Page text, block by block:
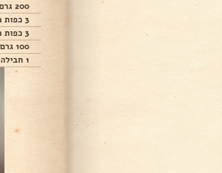
200 גרם שוקולד לבן
3 כפות ממרח אגוזים
3 כפות ממרח שוקולד לבן
100 גרם אגוזי לוז מצופים שוקולד
1 חבילה תבנית סוכרייה